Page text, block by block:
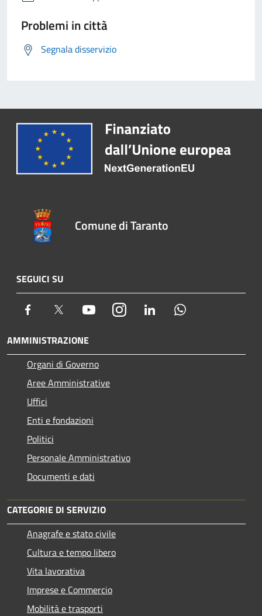
Problemi in città
Segnala disservizio
Comune di Taranto
SEGUICI SU
Facebook Twitter YoutubeInstagram LinkedIn
AMMINISTRAZIONE
Organi di Governo
Aree Amministrative
Uffici
Enti e fondazioni
Politici
Personale Amministrativo
Documenti e dati
CATEGORIE DI SERVIZIO
Anagrafe e stato civile
Cultura e tempo libero
Vita lavorativa
Imprese e Commercio
Mobilità e trasporti